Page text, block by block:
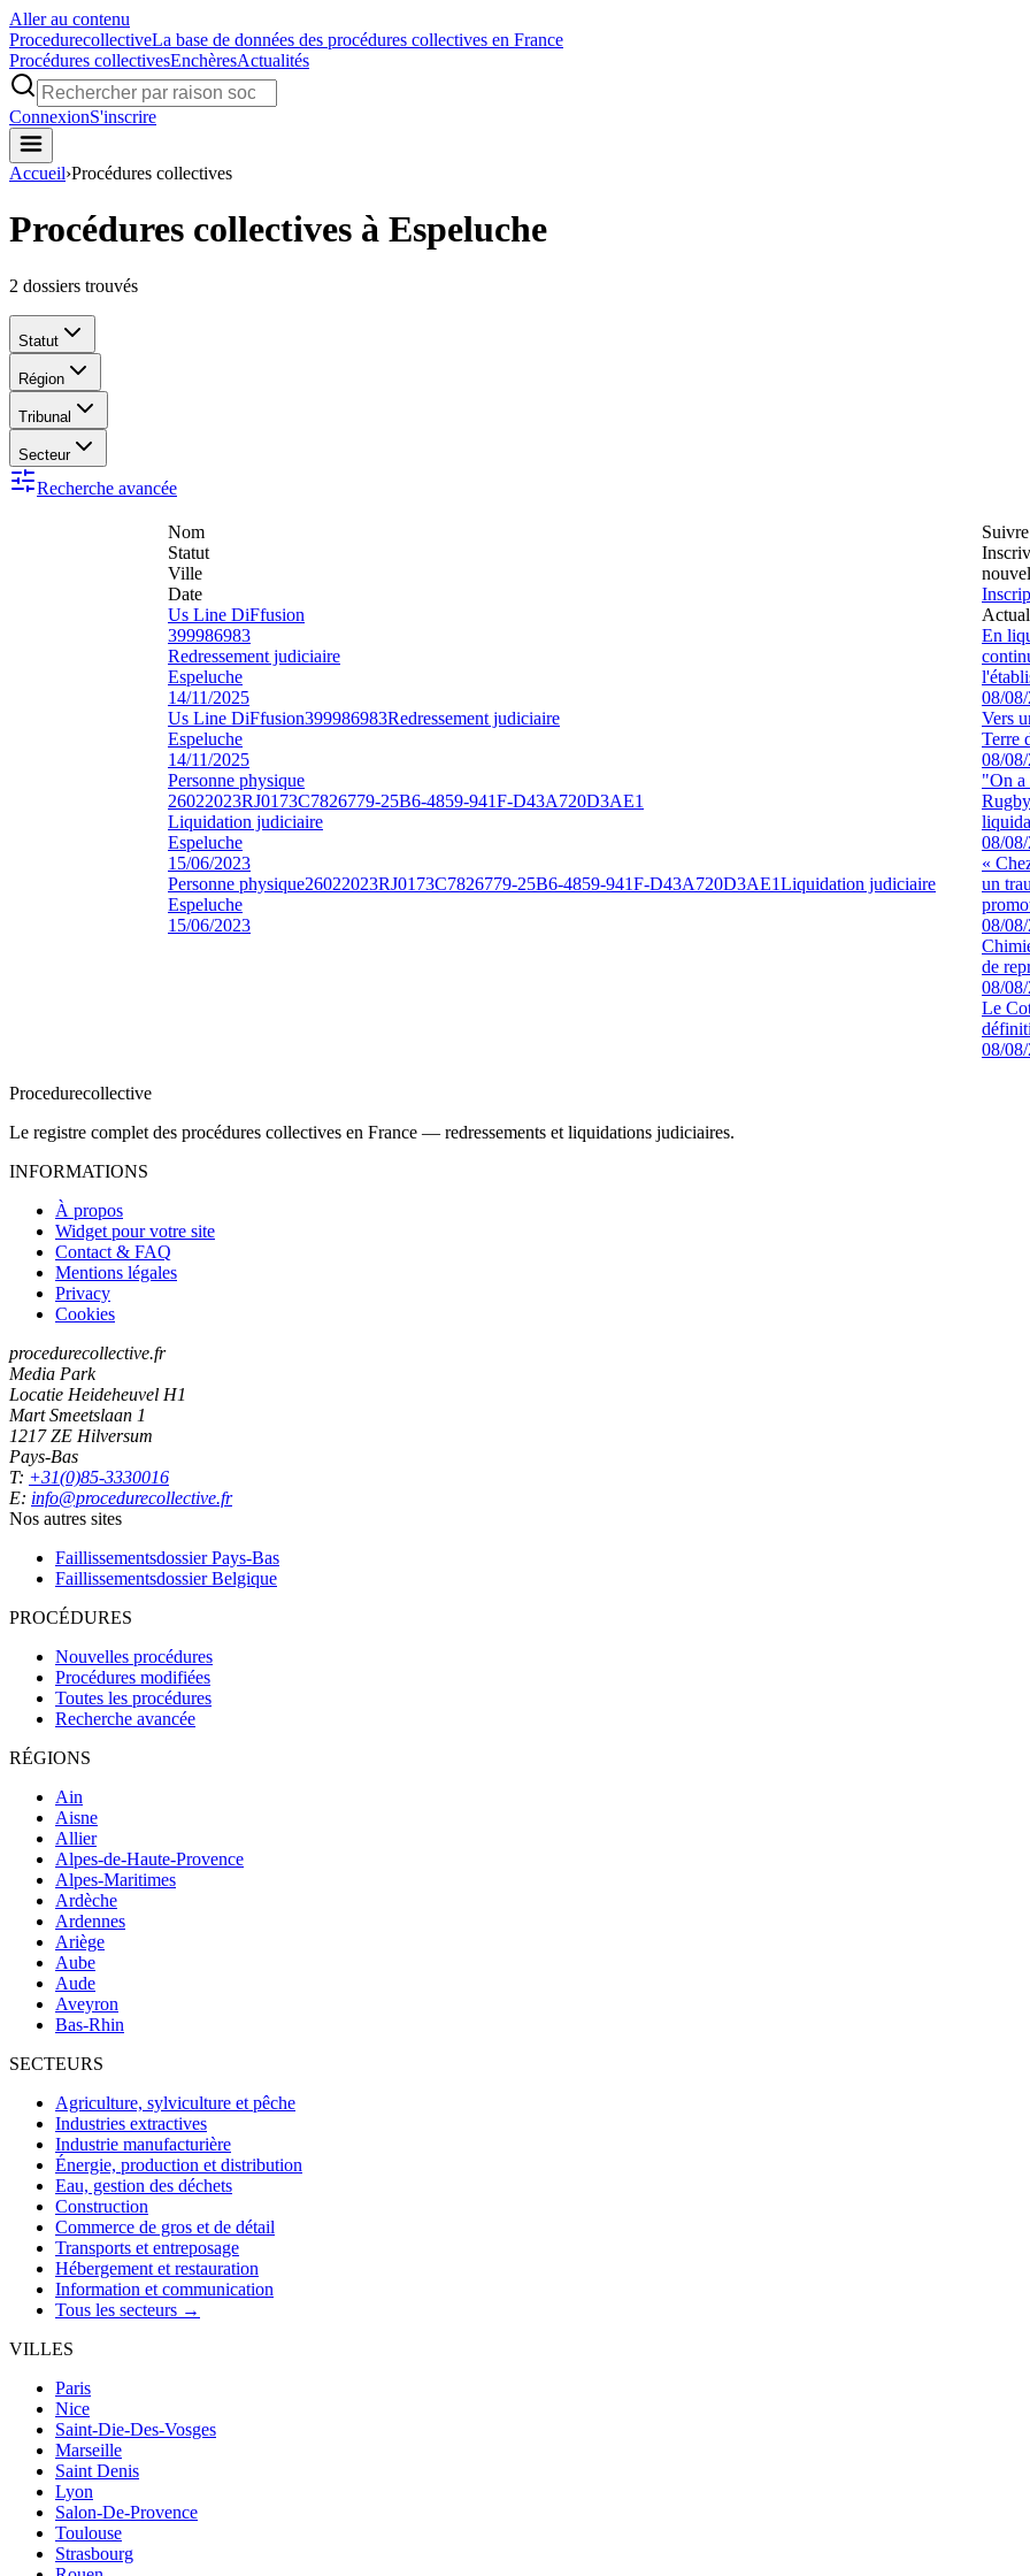
Aller au contenu
ProcedurecollectiveLa base de données des procédures collectives en France
Procédures collectivesEnchèresActualités
ConnexionS'inscrire
Accueil›Procédures collectives
Procédures collectives à Espeluche
2 dossiers trouvés
Statut
Région
Tribunal
Secteur
Recherche avancée
Nom
Statut
Ville
Date
Us Line DiFfusion
399986983
Redressement judiciaire
Espeluche
14/11/2025
Us Line DiFfusion399986983Redressement judiciaire
Espeluche
14/11/2025
Personne physique
26022023RJ0173C7826779-25B6-4859-941F-D43A720D3AE1
Liquidation judiciaire
Espeluche
15/06/2023
Personne physique26022023RJ0173C7826779-25B6-4859-941F-D43A720D3AE1Liquidation judiciaire
Espeluche
15/06/2023
En
08/
Vers
Terre
08/
"On a
08/
«
un
08/
de
08/
Le
08/
Procedurecollective
Le registre complet des procédures collectives en France — redressements et liquidations judiciaires.
INFORMATIONS
À propos
Widget pour votre site
Contact & FAQ
Mentions légales
Privacy
Cookies
procedurecollective.fr
Media Park
Locatie Heideheuvel H1
Mart Smeetslaan 1
1217 ZE Hilversum
Pays-Bas
T: +31(0)85-3330016
E: info@procedurecollective.fr
Nos autres sites
Faillissementsdossier Pays-Bas
Faillissementsdossier Belgique
PROCÉDURES
Nouvelles procédures
Procédures modifiées
Toutes les procédures
Recherche avancée
RÉGIONS
Ain
Aisne
Allier
Alpes-de-Haute-Provence
Alpes-Maritimes
Ardèche
Ardennes
Ariège
Aube
Aude
Aveyron
Bas-Rhin
SECTEURS
Agriculture, sylviculture et pêche
Industries extractives
Industrie manufacturière
Énergie, production et distribution
Eau, gestion des déchets
Construction
Commerce de gros et de détail
Transports et entreposage
Hébergement et restauration
Information et communication
Tous les secteurs →
VILLES
Paris
Nice
Saint-Die-Des-Vosges
Marseille
Saint Denis
Lyon
Salon-De-Provence
Toulouse
Strasbourg